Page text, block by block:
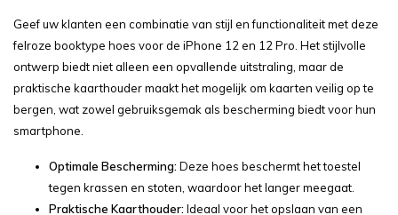
Geef uw klanten een combinatie van stijl en functionaliteit met deze
felroze booktype hoes voor de iPhone 12 en 12 Pro. Het stijlvolle
ontwerp biedt niet alleen een opvallende uitstraling, maar de
praktische kaarthouder maakt het mogelijk om kaarten veilig op te
bergen, wat zowel gebruiksgemak als bescherming biedt voor hun
smartphone.
Optimale Bescherming: Deze hoes beschermt het toestel
tegen krassen en stoten, waardoor het langer meegaat.
Praktische Kaarthouder: Ideaal voor het opslaan van een